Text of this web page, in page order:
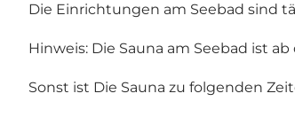
Die Einrichtungen am Seebad sind
Hinweis: Die Sauna am Seebad ist
Sonst ist Die Sauna zu folgenden